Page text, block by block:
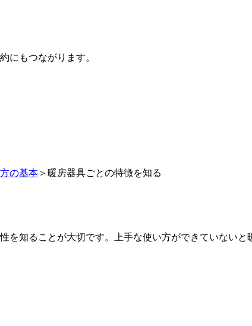
にもつながります。
の基本 ＞暖房器具ごとの特徴を知る
を知ることが大切です。上手な使い方ができていない